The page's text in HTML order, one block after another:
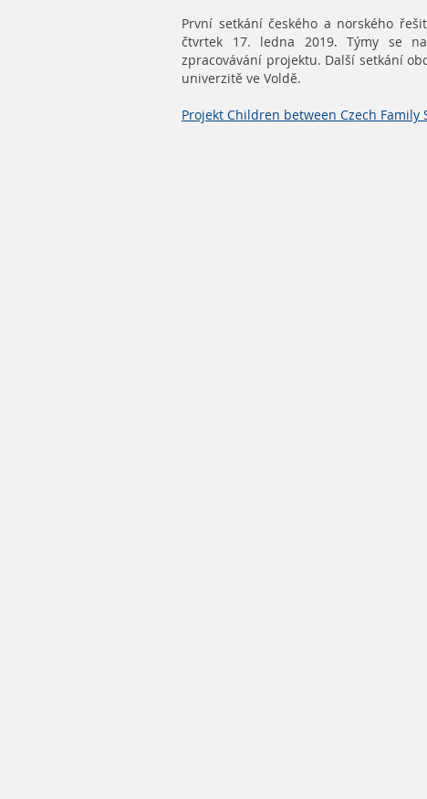
První setkání českého a norského
čtvrtek 17. ledna 2019. Týmy se
zpracovávání projektu. Další setkání
univerzitě ve Voldě.
Projekt Children between Czech Family